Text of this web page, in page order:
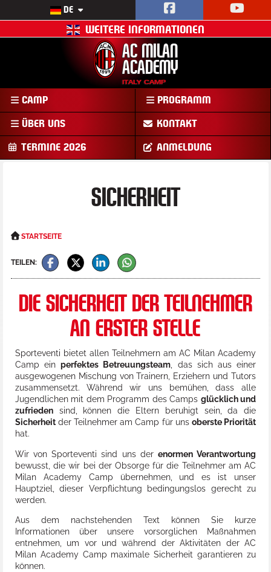
DE
WEITERE INFORMATIONEN
AC MILAN
ACADEMY
ITALY CAMP
AC
MAILAND
ACADEMY
CAMP
CAMP
PROGRAMM
ÜBER UNS
KONTAKT
TERMINE 2026
ANMELDUNG
SICHERHEIT
STARTSEITE
TEILEN:
DIE SICHERHEIT DER TEILNEHMER
AN ERSTER STELLE
Sporteventi bietet allen Teilnehmern am AC Milan Academy
Camp einperfektes Betreuungsteam, das sich aus einer
ausgewogenen Mischung von Trainern, Erziehern und Tutors
zusammensetzt. Während wir uns bemühen, dass alle
Jugendlichen mit dem Programm des Camps glücklich und
zufriedensind, können die Eltern beruhigt sein, da die
Sicherheitder Teilnehmer am Camp für uns oberste Priorität
hat.
Wir von Sporteventi sind uns der enormen Verantwortung
bewusst, die wir bei der Obsorge für die Teilnehmer am AC
Milan Academy Camp übernehmen, und es ist unser
Hauptziel, dieser Verpflichtung bedingungslos gerecht zu
werden.
Aus dem nachstehenden Text können Sie kurze
Informationen über unsere vorsorglichen Maßnahmen
entnehmen, um vor und während der Aktivitäten der AC
Milan Academy Camp maximale Sicherheit garantieren zu
können.